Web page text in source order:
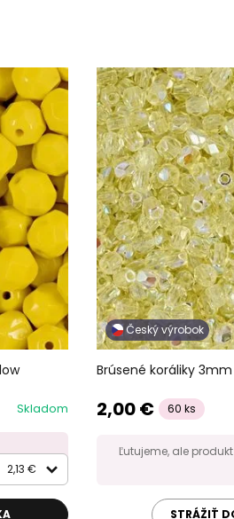
Skladom
2,13 €
Český výrobok
Brúsené koráliky
2,00 € 60 ks
Ľutujeme, ale
STRÁŽIŤ